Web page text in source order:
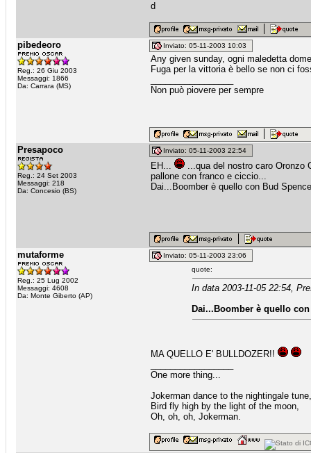
d
pibedeoro
Reg.: 26 Giu 2003
Messaggi: 1866
Da: Carrara (MS)
Inviato: 05-11-2003 10:03
Any given sunday, ogni maledetta
Fuga per la vittoria è bello se non ci
Non può piovere per sempre
Presapoco
Reg.: 24 Set 2003
Messaggi: 218
Da: Concesio (BS)
Inviato: 05-11-2003 22:54
EH...
...qua del nostro caro Oronzo
pallone con franco e ciccio...
Dai...Boomber è quello con Bud
mutaforme
Reg.: 25 Lug 2002
Messaggi: 4608
Da: Monte Giberto (AP)
Inviato: 05-11-2003 23:06
quote:
In data 2003-11-05 22:54,
Dai...Boomber è quello
MA QUELLO E' BULLDOZER!!
One more thing...
Jokerman dance to the nightingale tune,
Bird fly high by the light of the moon,
Oh, oh, oh, Jokerman.